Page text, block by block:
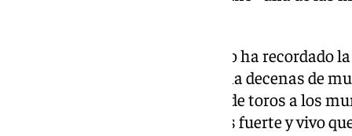
Durante su intervención, Salado ha recordado
ofrecidos este año en más de una decenas de
como el retorno de las corridas de toros a los
«El mundo de los toros está más fuerte y vivo